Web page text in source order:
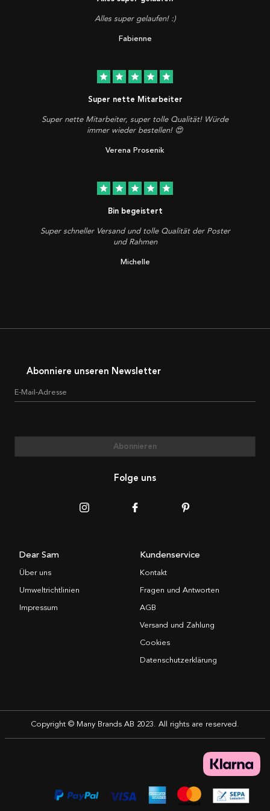
Alles super gelaufen! :)
Fabienne
star star star star star
Super nette Mitarbeiter
Super nette Mitarbeiter, super tolle Qualität! Würde
immer wieder bestellen! 😍
Verena Prosenik
star star star star star
Bin begeistert
Super schneller Versand und tolle Qualität der Poster
und Rahmen
Michelle
Abonniere unseren Newsletter
E-Mail-Adresse
Abonnieren
Folge uns
Dear Sam
Über uns
Umweltrichtlinien
Impressum
Kundenservice
Kontakt
Fragen und Antworten
AGB
Versand und Zahlung
Cookies
Datenschutzerklärung
Copyright © Many Brands AB 2023. All rights are reserved.